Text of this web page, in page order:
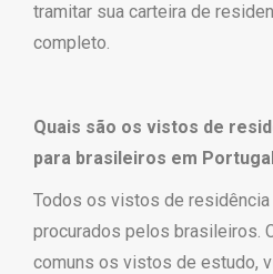
tramitar sua carteira de
completo.
Quais são os vistos de
para brasileiros em
Todos os vistos de
procurados pelos brasileiros.
comuns os vistos de estudo,